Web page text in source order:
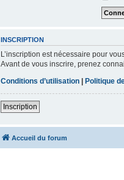
INSCRIPTION
L’inscription est nécessaire pour
Avant de vous inscrire, prenez
Conditions d’utilisation | Politique
Inscription
Accueil du forum